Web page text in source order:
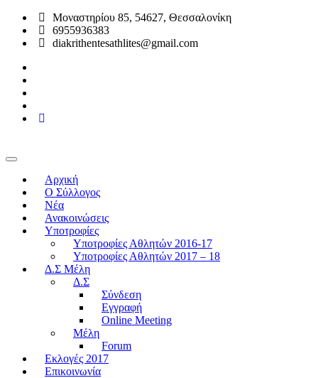
Μοναστηρίου 85, 54627, Θεσσαλονίκη
6955936383
diakrithentesathlites@gmail.com
Αρχική
O Σύλλογος
Νέα
Ανακοινώσεις
Υποτροφίες
Υποτροφίες Αθλητών 2016-17
Υποτροφίες Αθλητών 2017 – 18
Δ.Σ Μέλη
Δ.Σ
Σύνδεση
Εγγραφή
Online Meeting
Μέλη
Forum
Εκλογές 2017
Επικοινωνία